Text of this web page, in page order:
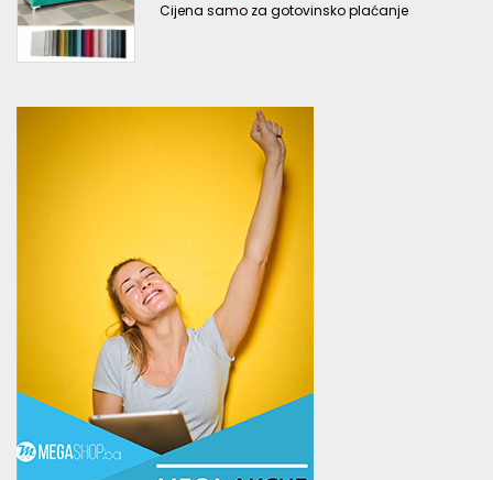
Cijena samo za gotovinsko plaćanje